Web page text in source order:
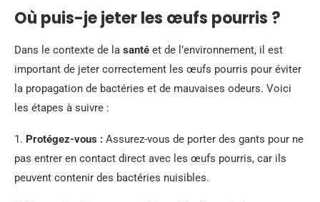
Où puis-je jeter les œufs pourris ?
Dans le contexte de la santé et de l’environnement, il est
important de jeter correctement les œufs pourris pour éviter
la propagation de bactéries et de mauvaises odeurs. Voici
les étapes à suivre :
1. Protégez-vous : Assurez-vous de porter des gants pour ne
pas entrer en contact direct avec les œufs pourris, car ils
peuvent contenir des bactéries nuisibles.